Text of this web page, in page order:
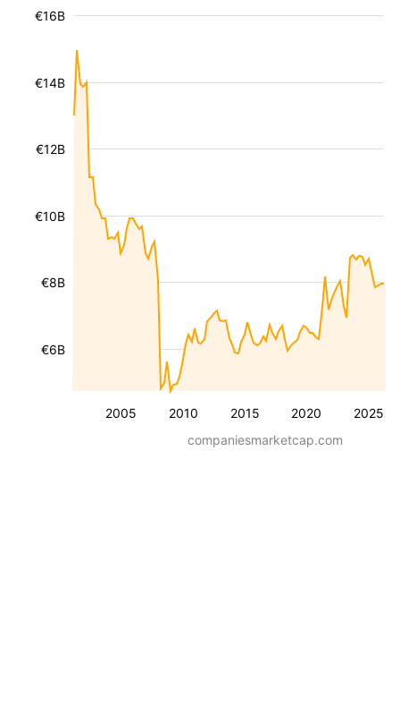
2005 2010 2015 2020 2025
€6B
€8B
€10B
€12B
€14B
€16B
companiesmarketcap.com